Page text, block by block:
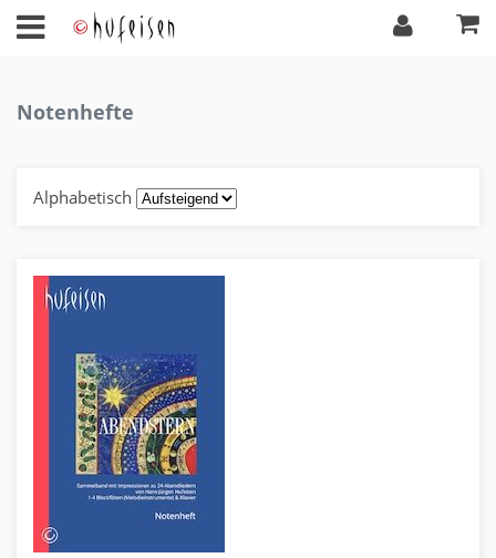
Notenhefte
Alphabetisch